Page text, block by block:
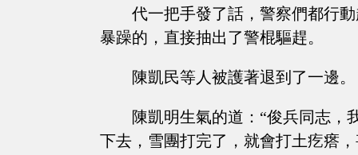
代一把手發了話，警察們都行
暴躁的，直接抽出了警棍驅趕。
陳凱民等人被護著退到了一邊。
陳凱明生氣的道：“俊兵同志，
下去，雪團打完了，就會打土疙瘩